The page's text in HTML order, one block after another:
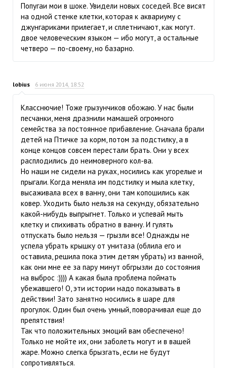
Попугаи мои в шоке. Увидели новых соседей. Все висят
на одной стенке клетки, которая к аквариуму с
джунгариками прилегает, и сплетничают, как могут.
двое человеческим языком — ибо могут, а остальные
четверо — по-своему, но базарно.
lobius 6 июня 2014, 18:52
Класснючие! Тоже грызунчиков обожаю. У нас были
песчанки, меня дразнили мамашей огромного
семейства за постоянное прибавление. Сначала брали
детей на Птичке за корм, потом за подстилку, а в
конце концов совсем перестали брать. Они у всех
расплодились до неимоверного кол-ва.
Но наши не сидели на руках, носились как угорелые и
прыгали. Когда меняла им подстилку и мыла клетку,
высаживала всех в ванну, они там копошились как
ковер. Уходить было нельзя на секунду, обязательно
какой-нибудь выпрыгнет. Только и успевай мыть
клетку и спихивать обратно в ванну. И гулять
отпускать было нельзя — грызли все! Однажды не
успела убрать крышку от унитаза (облила его и
оставила, решила пока этим детям убрать) из ванной,
как они мне ее за пару минут обгрызли до состояния
на выброс :)))) А какая была проблема поймать
убежавшего! О, эти истории надо показывать в
действии! Зато занятно носились в шаре для
прогулок. Один был очень умный, поворачивал еще до
препятствия!
Так что положительных эмоций вам обеспечено!
Только не мойте их, они заболеть могут и в вашей
жаре. Можно слегка брызгать, если не будут
сопротивляться.